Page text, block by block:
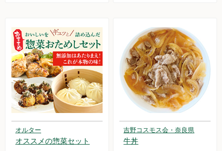
水産品
肉類
冷蔵食品他
惣菜
麺
乾物
オルター
オススメの惣菜セット
吉野コスモス会・奈良県
牛丼